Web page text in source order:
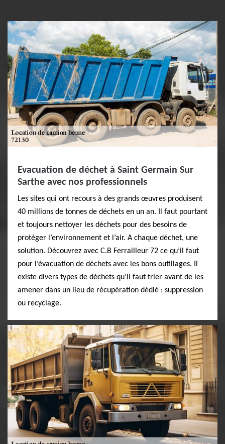
Evacuation de déchet à Saint Germain Sur
Sarthe avec nos professionnels
Les sites qui ont recours à des grands œuvres produisent
40 millions de tonnes de déchets en un an. Il faut pourtant
et toujours nettoyer les déchets pour des besoins de
protéger l’environnement et l’air. A chaque déchet, une
solution. Découvrez avec C.B Ferrailleur 72 ce qu’il faut
pour l’évacuation de déchets avec les bons outillages. Il
existe divers types de déchets qu’il faut trier avant de les
amener dans un lieu de récupération dédié : suppression
ou recyclage.